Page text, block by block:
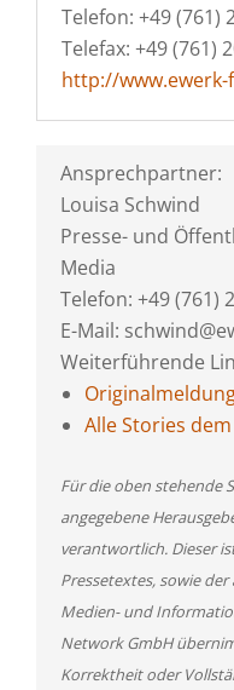
Telefon: +49 (761)
Telefax: +49 (761)
http://
Ansprechpartner:
Louisa Schwind
Presse- und
Media
Telefon: +49 (761)
E-Mail:
Weiterführende
Alle Stories
Für die oben stehende
angegebene
verantwortlich. Dieser
Pressetextes, sowie
Medien- und
Network GmbH
Korrektheit oder